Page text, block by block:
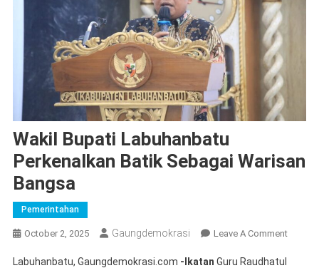
Wakil Bupati Labuhanbatu
Perkenalkan Batik Sebagai Warisan
Bangsa
Pemerintahan
October 2, 2025 Gaungdemokrasi Leave A CommentOn
Labuhanbatu, Gaungdemokrasi.com -Ikatan Guru Raudhatul